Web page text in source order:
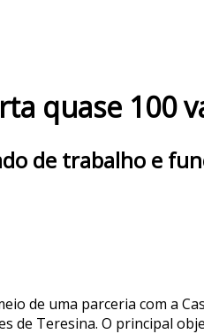
quase 100
de trabalho e
de uma parceria com a
de Teresina. O principal